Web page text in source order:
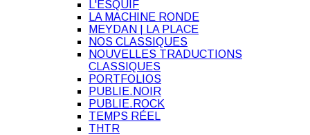
L'ESQUIF
LA MACHINE RONDE
MEYDAN | LA PLACE
NOS CLASSIQUES
NOUVELLES TRADUCTIONS
CLASSIQUES
PORTFOLIOS
PUBLIE.NOIR
PUBLIE.ROCK
TEMPS RÉEL
THTR